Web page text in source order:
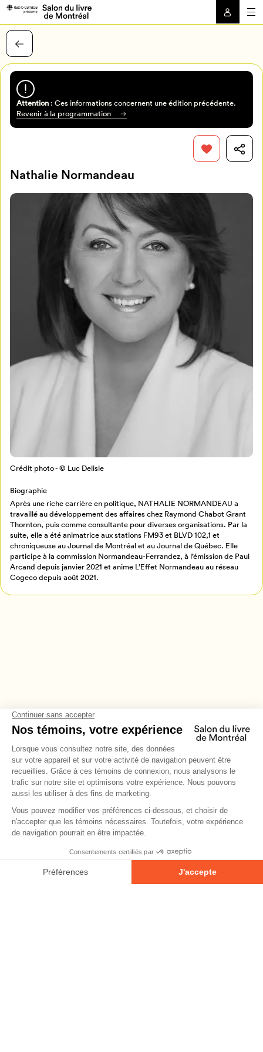
Mon Salon
Billetterie
Retour à l’accueil
Attention: Ces informations concernent une édition précédente.
Revenir à la programmation
Nathalie Normandeau
Crédit photo - © Luc Delisle
Biographie
Après une riche carrière en politique, NATHALIE NORMANDEAU a
travaillé au développement des affaires chez Raymond Chabot Grant
Thornton, puis comme consultante pour diverses organisations. Par la
suite, elle a été animatrice aux stations FM93 et BLVD 102,1 et
chroniqueuse au Journal de Montréal et au Journal de Québec. Elle
participe à la commission Normandeau-Ferrandez, à l’émission de Paul
Arcand depuis janvier 2021 et anime L’Effet Normandeau au réseau
Cogeco depuis août 2021.
Pour enregistrer vos favoris,
connectez-vous ou créez votre profil
Mon Salon
Se connecter
Annuler